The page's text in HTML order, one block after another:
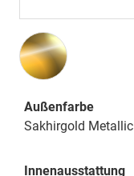
Außenfarbe
Sakhirgold Metallic
Innenausstattung